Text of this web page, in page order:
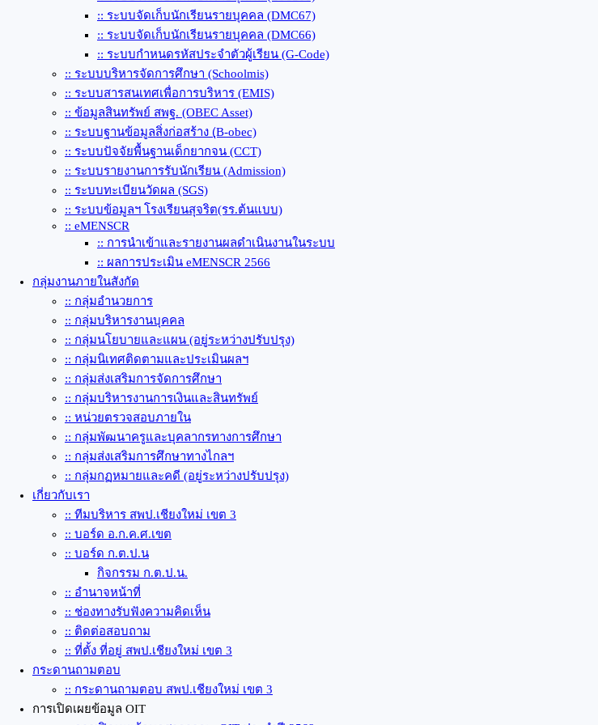
:: ระบบจัดเก็บนักเรียนรายบุคคล (DMC67)
:: ระบบจัดเก็บนักเรียนรายบุคคล (DMC66)
:: ระบบกำหนดรหัสประจำตัวผู้เรียน (G-Code)
:: ระบบบริหารจัดการศึกษา (Schoolmis)
:: ระบบสารสนเทศเพื่อการบริหาร (EMIS)
:: ข้อมูลสินทรัพย์ สพฐ. (OBEC Asset)
:: ระบบฐานข้อมูลสิ่งก่อสร้าง (ฺB-obec)
:: ระบบปัจจัยพื้นฐานเด็กยากจน (CCT)
:: ระบบรายงานการรับนักเรียน (Admission)
:: ระบบทะเบียนวัดผล (SGS)
:: ระบบข้อมูลฯ โรงเรียนสุจริต(รร.ต้นแบบ)
:: eMENSCR
:: การนำเข้าและรายงานผลดำเนินงานในระบบ
:: ผลการประเมิน eMENSCR 2566
กลุ่มงานภายในสังกัด
:: กลุ่มอำนวยการ
:: กลุ่มบริหารงานบุคคล
:: กลุ่มนโยบายและแผน (อยู่ระหว่างปรับปรุง)
:: กลุ่มนิเทศติดตามและประเมินผลฯ
:: กลุ่มส่งเสริมการจัดการศึกษา
:: กลุ่มบริหารงานการเงินและสินทรัพย์
:: หน่วยตรวจสอบภายใน
:: กลุ่มพัฒนาครูและบุคลากรทางการศึกษา
:: กลุ่มส่งเสริมการศึกษาทางไกลฯ
:: กลุ่มกฏหมายและคดี (อยู่ระหว่างปรับปรุง)
เกี่ยวกับเรา
:: ทีมบริหาร สพป.เชียงใหม่ เขต 3
:: บอร์ด อ.ก.ค.ศ.เขต
:: บอร์ด ก.ต.ป.น
กิจกรรม ก.ต.ป.น.
:: อำนาจหน้าที่
:: ช่องทางรับฟังความคิดเห็น
:: ติดต่อสอบถาม
:: ที่ตั้ง ที่อยู่ สพป.เชียงใหม่ เขต 3
กระดานถามตอบ
:: กระดานถามตอบ สพป.เชียงใหม่ เขต 3
การเปิดเผยข้อมูล OIT